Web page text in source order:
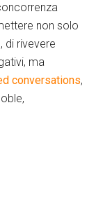
non solo
di rivevere
ma
conversations,